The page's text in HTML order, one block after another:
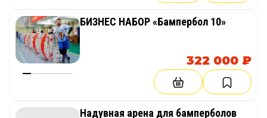
БИЗНЕС НАБОР «Бампербол 10»
322 000 ₽
Надувная арена для бамперболов